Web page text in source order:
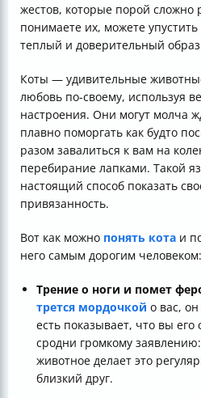
жестов, которые порой сложно
понимаете их, можете
теплый и доверительный
Коты — удивительные
любовь по-своему, используя
настроения. Они могут молча
плавно поморгать как будто
разом завалиться к вам на
перебирание лапками. Такой
настоящий способ показать
привязанность.
Вот как можно понять кота и
него самым дорогим человеком:
Трение о ноги и помет
трется мордочкой о вас,
есть показывает, что вы его
сродни громкому
животное делает это
близкий друг.